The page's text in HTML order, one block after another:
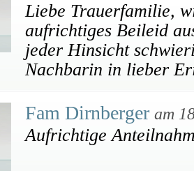
Liebe Trauerfamilie,
aufrichtiges Beileid
jeder Hinsicht
Nachbarin in lieber
Fam Dirnberger am
Aufrichtige